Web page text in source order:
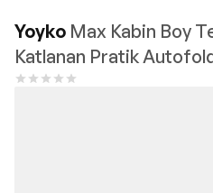
Yoyko Max Kabin Boy
Katlanan Pratik